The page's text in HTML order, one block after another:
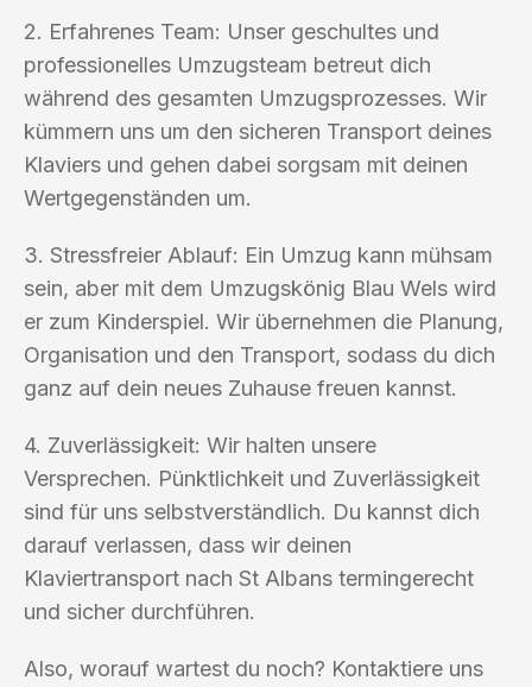
2. Erfahrenes Team: Unser geschultes und
professionelles Umzugsteam betreut dich
während des gesamten Umzugsprozesses. Wir
kümmern uns um den sicheren Transport deines
Klaviers und gehen dabei sorgsam mit deinen
Wertgegenständen um.
3. Stressfreier Ablauf: Ein Umzug kann mühsam
sein, aber mit dem Umzugskönig Blau Wels wird
er zum Kinderspiel. Wir übernehmen die Planung,
Organisation und den Transport, sodass du dich
ganz auf dein neues Zuhause freuen kannst.
4. Zuverlässigkeit: Wir halten unsere
Versprechen. Pünktlichkeit und Zuverlässigkeit
sind für uns selbstverständlich. Du kannst dich
darauf verlassen, dass wir deinen
Klaviertransport nach St Albans termingerecht
und sicher durchführen.
Also, worauf wartest du noch? Kontaktiere uns